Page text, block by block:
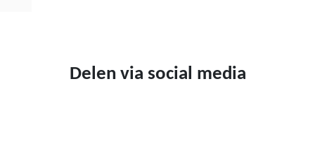
Delen via social media